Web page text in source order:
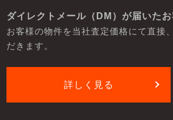
ダイレクトメール（DM）が届いた
お客様の物件を当社査定価格にて直接
だきます。
詳しく見る